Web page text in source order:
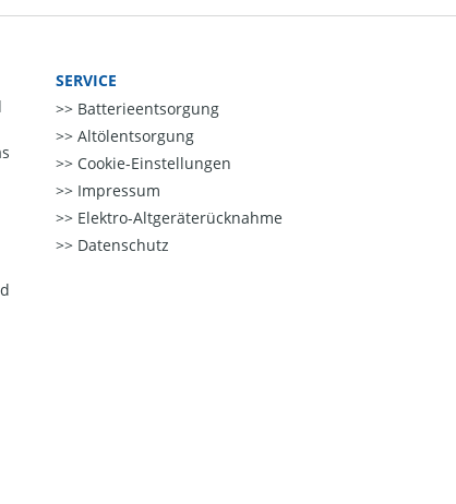
SERVICE
Batterieentsorgung
Altölentsorgung
Cookie-Einstellungen
Impressum
Elektro-Altgeräterücknahme
Datenschutz